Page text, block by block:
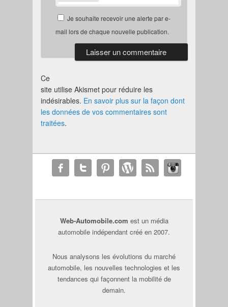
Je souhaite recevoir une alerte par e-
mail lors de chaque nouvelle publication.
Ce
site utilise Akismet pour réduire les
indésirables. En savoir plus sur la façon dont
les données de vos commentaires sont
traitées.
Web-Automobile.com est un média
automobile indépendant créé en 2007.
Nous analysons les évolutions du marché
automobile, les nouvelles technologies et les
tendances qui façonnent la mobilité de
demain.